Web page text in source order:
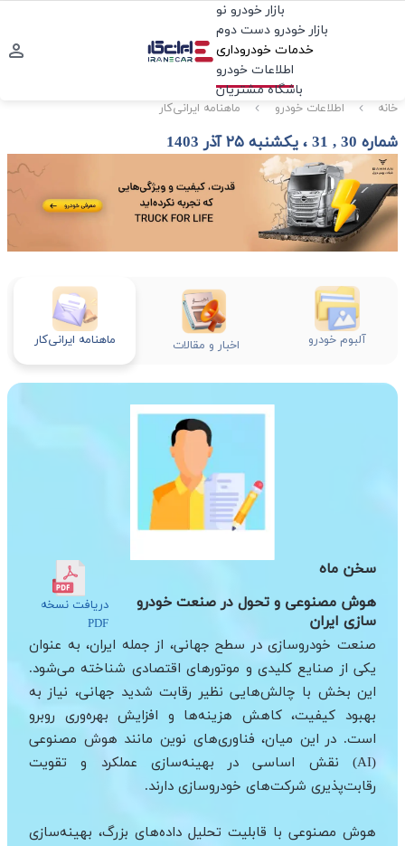
بازار خودرو نو
بازار خودرو دست دوم
خدمات خودروداری
اطلاعات خودرو
باشگاه مشتریان
خانه اطلاعات خودرو ماهنامه ایرانی‌کار
شماره 30 , 31 ، یکشنبه ۲۵ آذر 1403
آلبوم خودرو اخبار و مقالات ماهنامه ایرانی‌کار
سخن ماه
هوش مصنوعی و تحول در صنعت خودرو
سازی ایران
دریافت نسخه
PDF
صنعت خودروسازی در سطح جهانی، از جمله ایران، به عنوان
یکی از صنایع کلیدی و موتورهای اقتصادی شناخته می‌شود.
این بخش با چالش‌هایی نظیر رقابت شدید جهانی، نیاز به
بهبود کیفیت، کاهش هزینه‌ها و افزایش بهره‌وری روبرو
است. در این میان، فناوری‌های نوین مانند هوش مصنوعی
(AI) نقش اساسی در بهینه‌سازی عملکرد و تقویت
رقابت‌پذیری شرکت‌های خودروسازی دارند.
هوش مصنوعی با قابلیت تحلیل داده‌های بزرگ، بهینه‌سازی